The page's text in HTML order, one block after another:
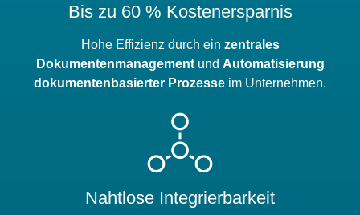
Bis zu 60 % Kostenersparnis
Hohe Effizienz durch ein zentrales
Dokumentenmanagementund Automatisierung
dokumentenbasierter Prozesse im Unternehmen.
Nahtlose Integrierbarkeit